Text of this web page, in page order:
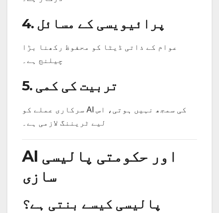
4. پرائیویسی کے مسائل
عوام کے ذاتی ڈیٹا کو محفوظ رکھنا بڑا
چیلنج ہے۔
5. تربیت کی کمی
سرکاری عملے کو AI کی سمجھ نہیں ہوتی، اس
لیے ٹریننگ لازمی ہے۔
AI اور حکومتی پالیسی
سازی
پالیسی کیسے بنتی ہے؟